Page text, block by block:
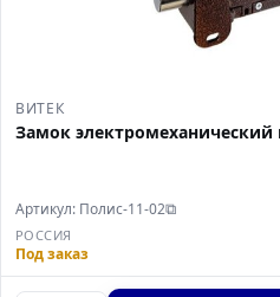
ВИТЕК
Замок электромеханический
Артикул: Полис-11-02⧉
РОССИЯ
Под заказ